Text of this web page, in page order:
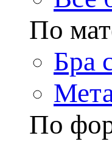
По
Бра
По